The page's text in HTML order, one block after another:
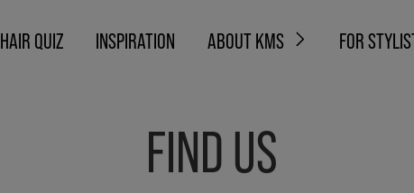
HAIR QUIZ INSPIRATION ABOUT KMS FOR
FIND US